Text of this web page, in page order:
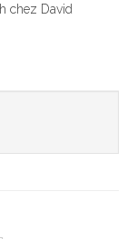
chez David